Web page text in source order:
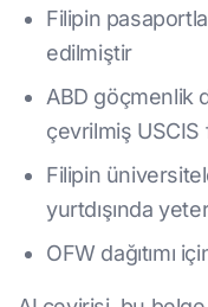
Filipin
edilmiştir
ABD göçmenlik
çevrilmiş USCIS
Filipin
yurtdışında
OFW dağıtımı